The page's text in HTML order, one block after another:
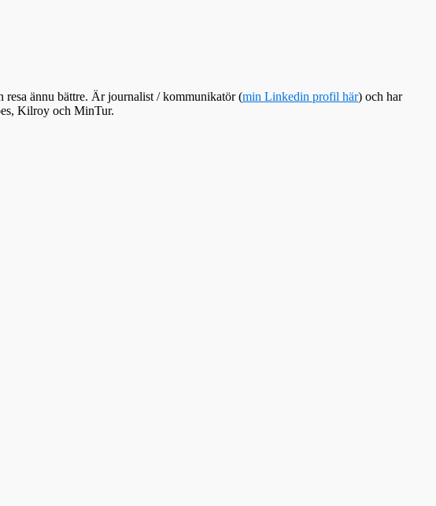
resa ännu bättre. Är journalist / kommunikatör (min Linkedin profil här) och har
Kilroy och MinTur.